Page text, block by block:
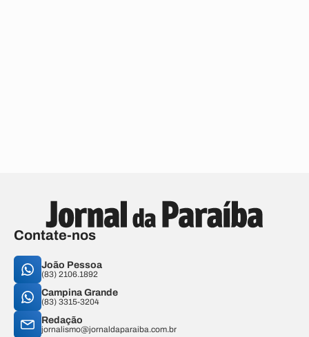
Contate-nos
João Pessoa
(83) 2106.1892
Campina Grande
(83) 3315-3204
Redação
jornalismo@jornaldaparaiba.com.br